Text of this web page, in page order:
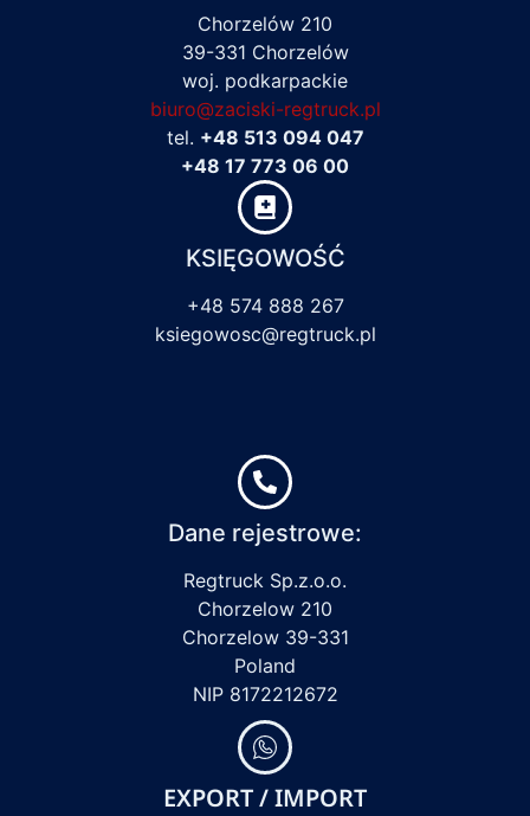
Chorzelów 210
39-331 Chorzelów
woj. podkarpackie
biuro@zaciski-regtruck.pl
tel. +48 513 094 047
+48 17 773 06 00
KSIĘGOWOŚĆ
+48 574 888 267
ksiegowosc@regtruck.pl
Dane rejestrowe:
Regtruck Sp.z.o.o.
Chorzelow 210
Chorzelow 39-331
Poland
NIP 8172212672
EXPORT / IMPORT